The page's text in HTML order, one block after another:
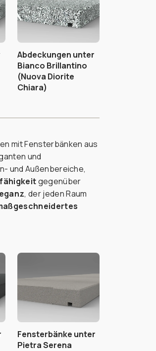
Abdeckungen unter
Bianco Brillantino
(Nuova Diorite
Chiara)
mit Fensterbänken aus
und
und Außenbereiche,
gegenüber
, der jeden Raum
Fensterbänke unter
Pietra Serena